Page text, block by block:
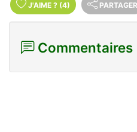
J'AIME ? (4) PARTAGER
Commentaires